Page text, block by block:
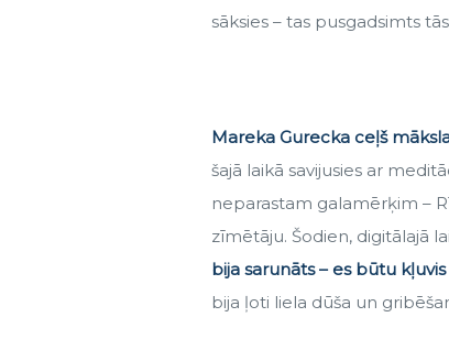
sāksies – tas pusgadsimts
Mareka Gurecka ceļš
šajā laikā savijusies ar
neparastam galamērķim –
zīmētāju. Šodien, digitālajā
bija sarunāts – es būtu
bija ļoti liela dūša un